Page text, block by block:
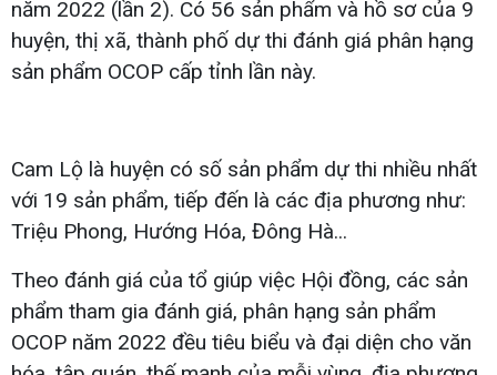
năm 2022 (lần 2). Có 56 sản phẩm và hồ sơ của 9
huyện, thị xã, thành phố dự thi đánh giá phân hạng
sản phẩm OCOP cấp tỉnh lần này.
Cam Lộ là huyện có số sản phẩm dự thi nhiều nhất
với 19 sản phẩm, tiếp đến là các địa phương như:
Triệu Phong, Hướng Hóa, Đông Hà...
Theo đánh giá của tổ giúp việc Hội đồng, các sản
phẩm tham gia đánh giá, phân hạng sản phẩm
OCOP năm 2022 đều tiêu biểu và đại diện cho văn